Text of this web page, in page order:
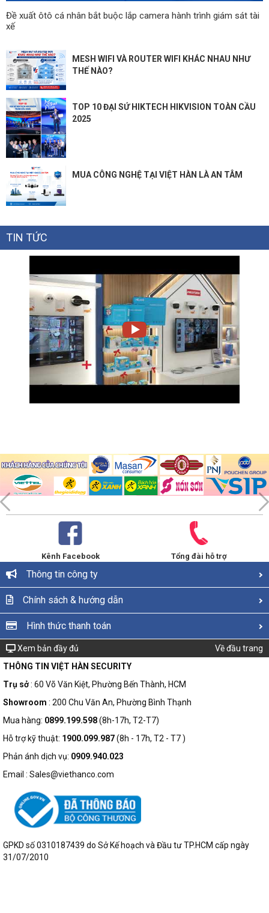
Đề xuất ôtô cá nhân bắt buộc lắp camera hành trình giám sát tài
xế
MESH WIFI VÀ ROUTER WIFI KHÁC NHAU NHƯ
THẾ NÀO?
TOP 10 ĐẠI SỨ HIKTECH HIKVISION TOÀN CẦU
2025
MUA CÔNG NGHỆ TẠI VIỆT HÀN LÀ AN TÂM
TIN TỨC
Kênh Facebook Tổng đài hỗ trợ
Thông tin công ty
Chính sách & hướng dẫn
Hình thức thanh toán
Xem bản đầy đủ
Về đầu trang
THÔNG TIN VIỆT HÀN SECURITY
Trụ sở: 60 Võ Văn Kiệt, Phường Bến Thành, HCM
Showroom : 200 Chu Văn An, Phường Bình Thạnh
Mua hàng: 0899.199.598(8h-17h, T2-T7)
Hỗ trợ kỹ thuật: 1900.099.987(8h - 17h, T2 - T7 )
Phản ánh dịch vụ: 0909.940.023
Email : Sales@viethanco.com
GPKD số 0310187439 do Sở Kế hoạch và Đầu tư TP.HCM cấp ngày
31/07/2010